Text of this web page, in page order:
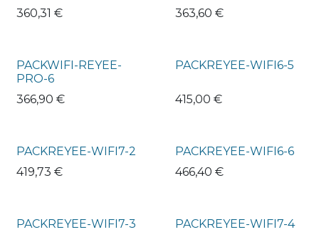
360,31 €
363,60 €
PACKWIFI-REYEE-
PRO-6
366,90 €
PACKREYEE-WIFI6-5
415,00 €
PACKREYEE-WIFI7-2
419,73 €
PACKREYEE-WIFI6-6
466,40 €
PACKREYEE-WIFI7-3
PACKREYEE-WIFI7-4